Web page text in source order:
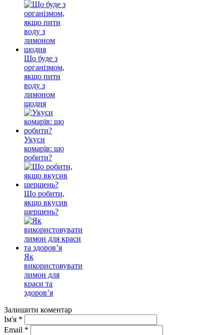
Що буде з
організмом,
якщо пити
воду з
лимоном
щодня
Укуси
комарів: що
робити?
Що робити,
якщо вкусив
шершень?
Як
використовувати
лимон для
краси та
здоров’я
Залишити коментар
Ім'я *
Email *